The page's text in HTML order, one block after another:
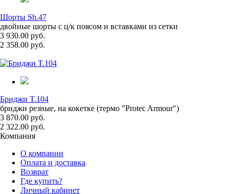
Шорты Sh.47
двойные шорты с ц/к поясом и вставками из сетки
3 930.00 руб.
2 358.00 руб.
Бриджи T.104
бриджи резные, на кокетке (термо "Protec Armour")
3 870.00 руб.
2 322.00 руб.
Компания
О компании
Оплата и доставка
Возврат
Где купить?
Личный кабинет